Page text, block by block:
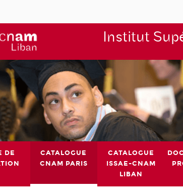
Institut
DE
CATALOGUE
CNAM PARIS
CATALOGUE
ISSAE-CNAM
LIBAN